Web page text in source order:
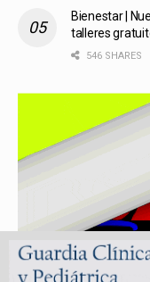
Bienestar |
talleres
546 SHARES